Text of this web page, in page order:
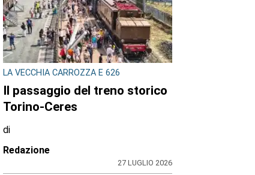
LA VECCHIA CARROZZA E 626
Il passaggio del treno storico
Torino-Ceres
di
Redazione
27 LUGLIO 2026